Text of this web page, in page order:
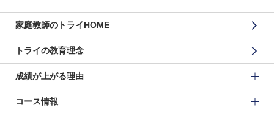
家庭教師のトライHOME
トライの教育理念
成績が上がる理由
コース情報